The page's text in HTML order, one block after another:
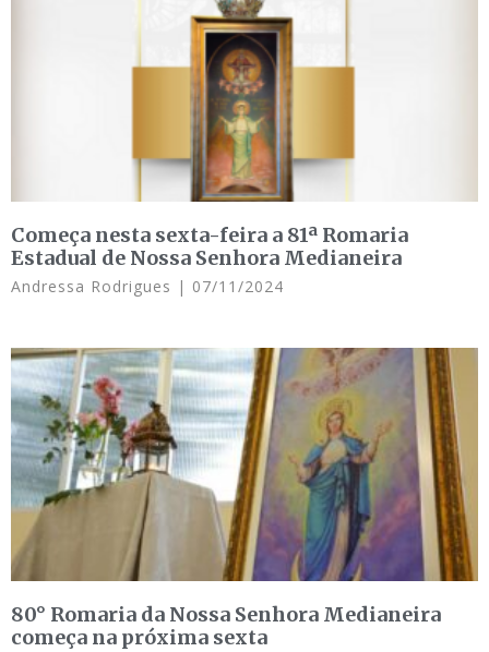
Começa nesta sexta-feira a 81ª Romaria
Estadual de Nossa Senhora Medianeira
Andressa Rodrigues 07/11/2024
80° Romaria da Nossa Senhora Medianeira
começa na próxima sexta